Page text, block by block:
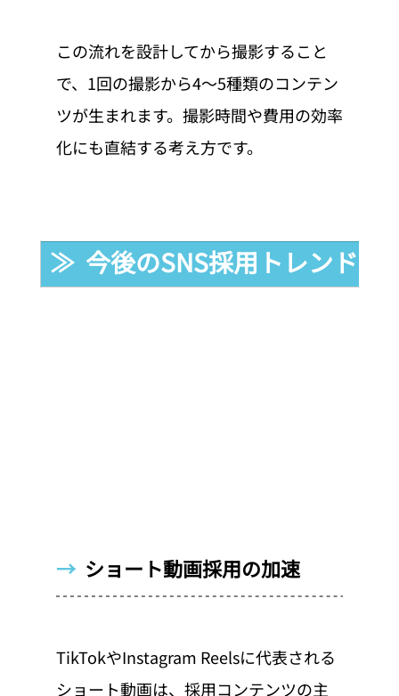
この流れを設計してから撮影すること
で、1回の撮影から4〜5種類のコンテン
ツが生まれます。撮影時間や費用の効率
化にも直結する考え方です。
≫  今後のSNS採用トレンド
→ ショート動画採用の加速
TikTokやInstagram Reelsに代表される
ショート動画は、採用コンテンツの主